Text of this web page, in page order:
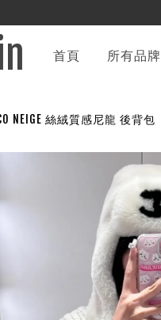
首頁 所有品牌
NEIGE 絲絨質感尼龍 後背包